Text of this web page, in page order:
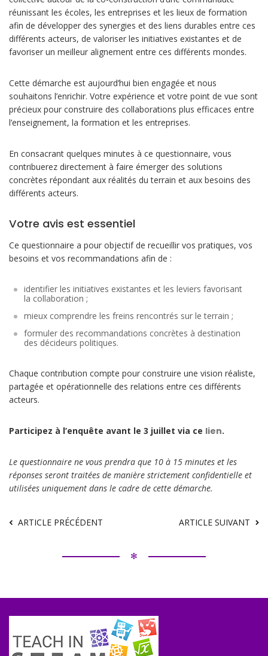
réunissant les écoles, les entreprises et les lieux de formation
afin de développer des synergies et des liens durables entre ces
différents acteurs, de valoriser les initiatives existantes et de
favoriser un meilleur alignement entre ces différents mondes.
Cette démarche est aujourd’hui bien engagée et nous
souhaitons l’enrichir. Votre expérience et votre point de vue sont
précieux pour construire des collaborations plus efficaces entre
l’enseignement, la formation et les entreprises.
En consacrant quelques minutes à ce questionnaire, vous
contribuerez directement à faire émerger des solutions
concrètes répondant aux réalités du terrain et aux besoins des
différents acteurs.
Votre avis est essentiel
Ce questionnaire a pour objectif de recueillir vos pratiques, vos
besoins et vos recommandations afin de :
identifier les initiatives existantes et les leviers favorisant
la collaboration ;
mieux comprendre les freins rencontrés sur le terrain ;
formuler des recommandations concrètes à destination
des décideurs politiques.
Chaque contribution compte pour construire une vision réaliste,
partagée et opérationnelle des relations entre ces différents
acteurs.
Participez à l’enquête avant le 3 juillet via ce lien.
Le questionnaire ne vous prendra que 10 à 15 minutes et les
réponses seront traitées de manière strictement confidentielle et
utilisées uniquement dans le cadre de cette démarche.
ARTICLE PRÉCÉDENT ARTICLE SUIVANT
✻